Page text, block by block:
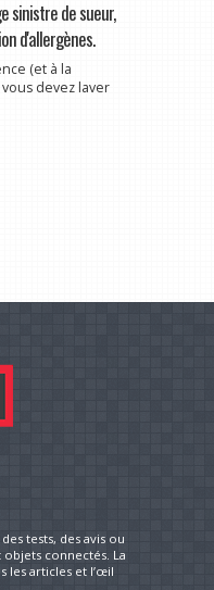
sinistre de sueur,
d'allergènes.
(et à la
devez laver
tests, des avis ou
connectés. La
les articles et l’œil